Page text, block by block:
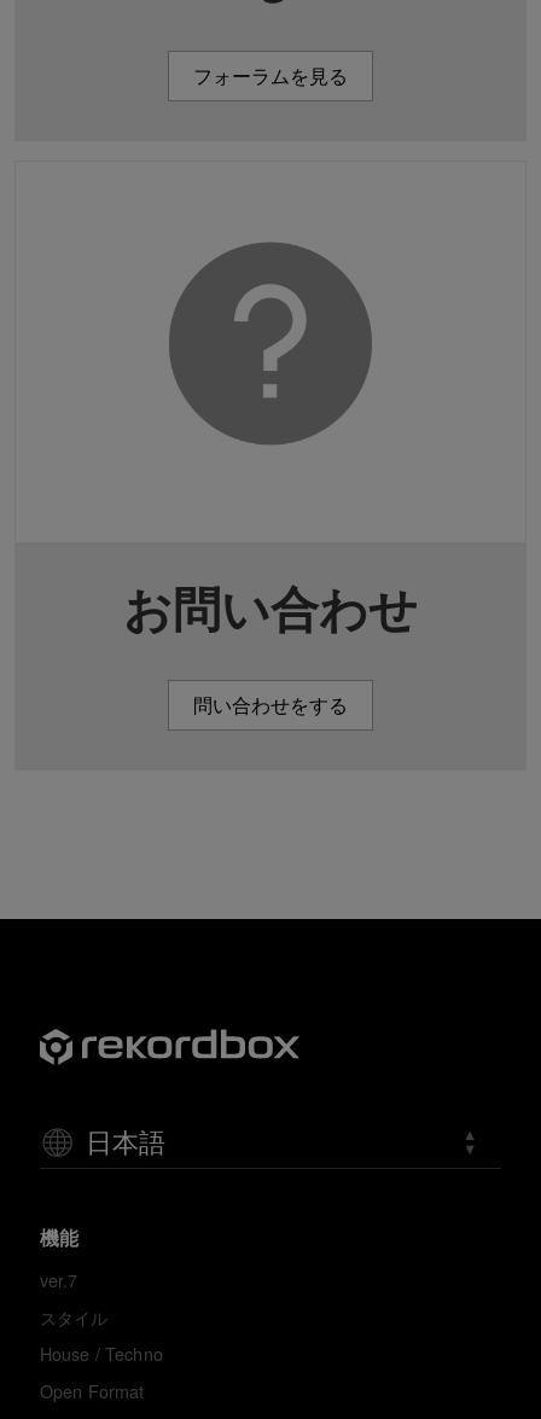
フォーラムを見る
お問い合わせ
問い合わせをする
日本語
機能
ver.7
スタイル
House / Techno
Open Format